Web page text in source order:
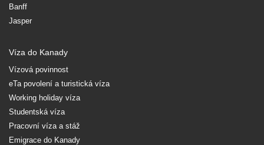
Banff
Jasper
Víza do Kanady
Vízová povinnost
eTa povolení a turistická víza
Working holiday víza
Studentská víza
Pracovní víza a stáž
Emigrace do Kanady